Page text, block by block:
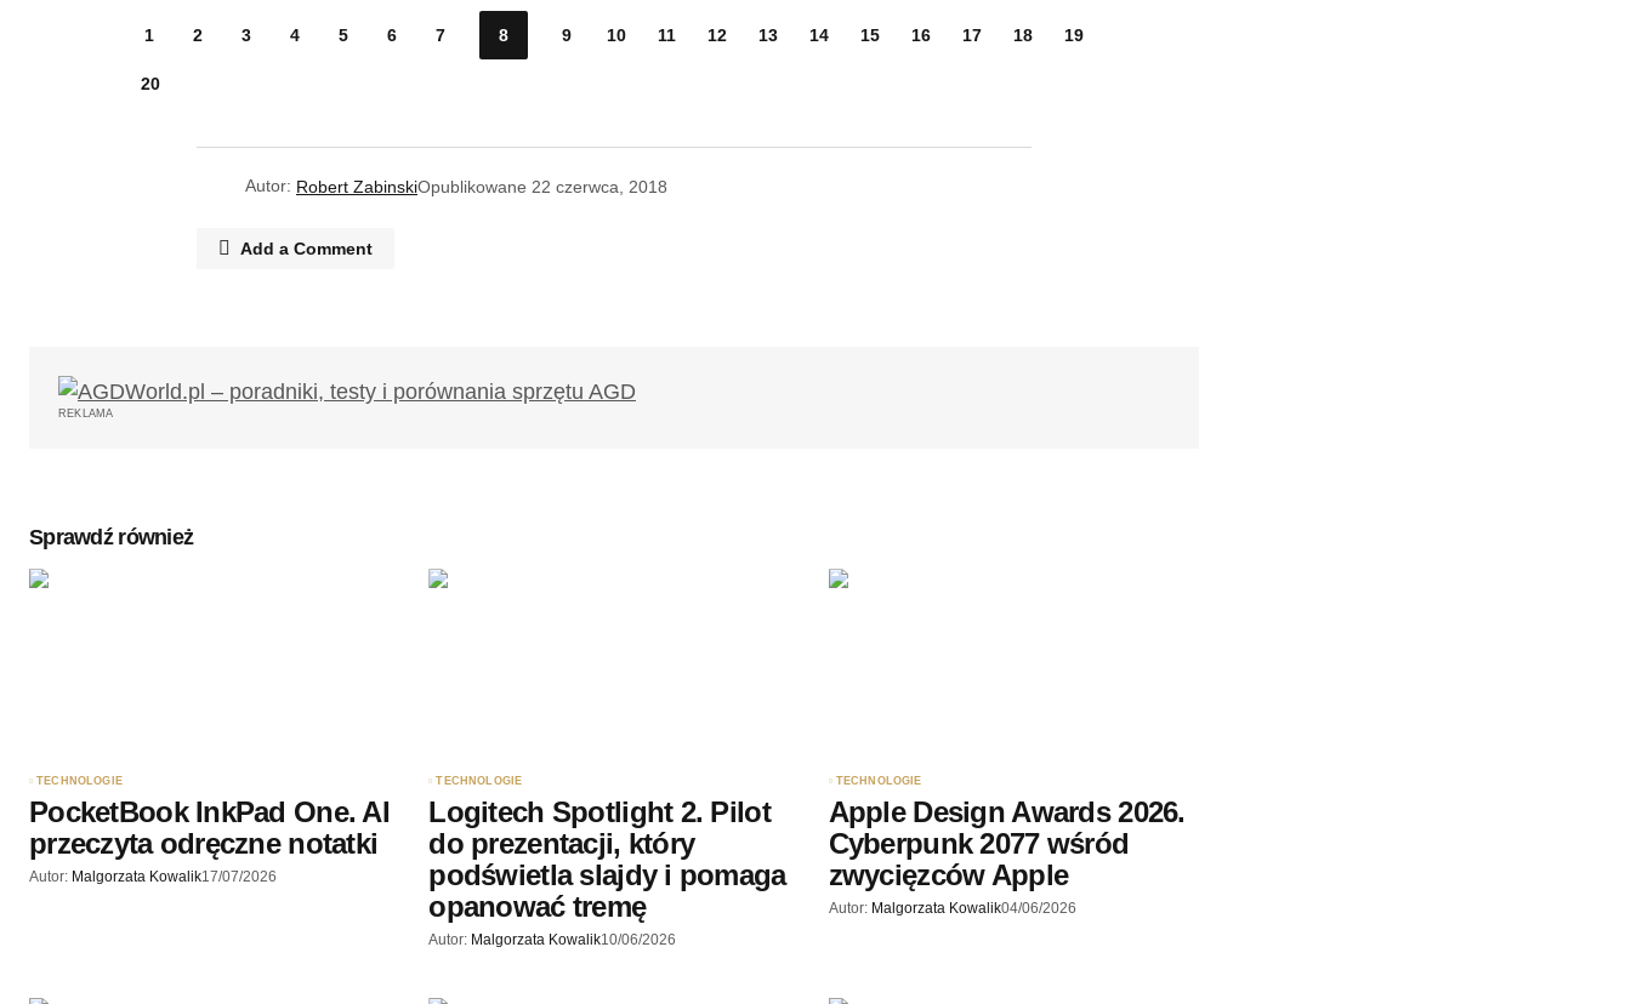
1 2 3 4 5 6 7 8 9 10 11 12 13 14 15 16 17 18 19
20
Autor: Robert ZabinskiOpublikowane 22 czerwca, 2018
Add a Comment
REKLAMA
Sprawdź również
TECHNOLOGIE
PocketBook InkPad One. AI
przeczyta odręczne notatki
Autor: Malgorzata Kowalik17/07/2026
TECHNOLOGIE
Logitech Spotlight 2. Pilot
do prezentacji, który
podświetla slajdy i pomaga
opanować tremę
Autor: Malgorzata Kowalik10/06/2026
TECHNOLOGIE
Apple Design Awards 2026.
Cyberpunk 2077 wśród
zwycięzców Apple
Autor: Malgorzata Kowalik04/06/2026